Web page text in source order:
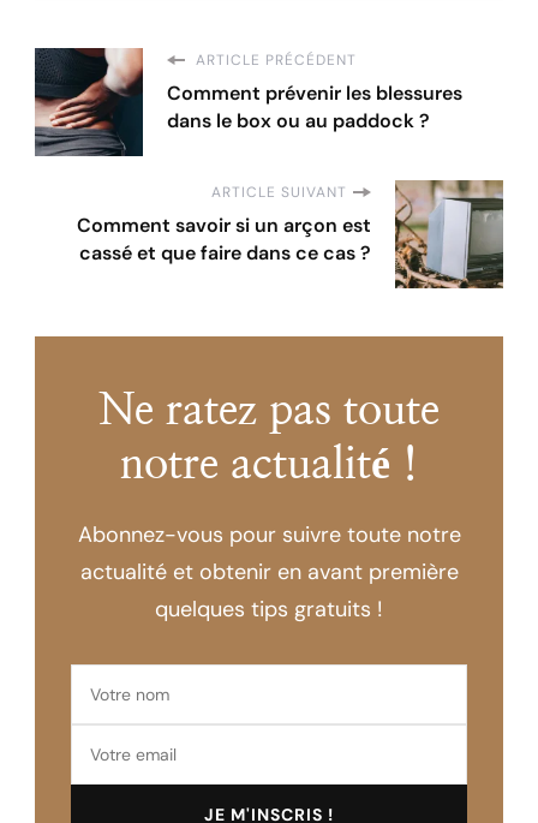
ARTICLE PRÉCÉDENT
Comment prévenir les blessures
dans le box ou au paddock ?
ARTICLE SUIVANT
Comment savoir si un arçon est
cassé et que faire dans ce cas ?
Ne ratez pas toute
notre actualité !
Abonnez-vous pour suivre toute notre
actualité et obtenir en avant première
quelques tips gratuits !